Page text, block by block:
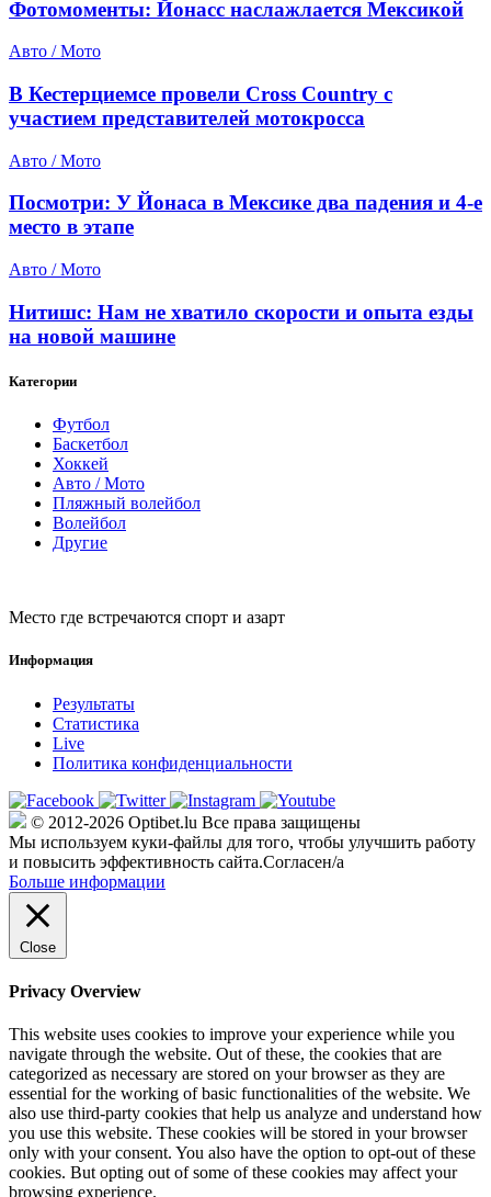
Фотомоменты: Йонасс наслажлается Мексикой
Авто / Мото
В Кестерциемсе провели Cross Country с
участием представителей мотокросса
Авто / Мото
Посмотри: У Йонаса в Мексике два падения и 4-е
место в этапе
Авто / Мото
Нитишс: Нам не хватило скорости и опыта езды
на новой машине
Категории
Футбол
Баскетбол
Хоккей
Авто / Мото
Пляжный волейбол
Волейбол
Другие
Место где встречаются спорт и азарт
Информация
Результаты
Статистика
Live
Политика конфиденциальности
© 2012-2026 Optibet.lu Все права защищены
Мы используем куки-файлы для того, чтобы улучшить работу
и повысить эффективность сайта.Согласен/а
Больше информации
Close
Privacy Overview
This website uses cookies to improve your experience while you
navigate through the website. Out of these, the cookies that are
categorized as necessary are stored on your browser as they are
essential for the working of basic functionalities of the website. We
also use third-party cookies that help us analyze and understand how
you use this website. These cookies will be stored in your browser
only with your consent. You also have the option to opt-out of these
cookies. But opting out of some of these cookies may affect your
browsing experience.